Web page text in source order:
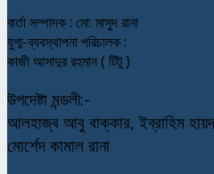
বার্তা সম্পাদক : মো: মাসুদ রানা
যুগ্ম-ব্যবস্থাপনা পরিচালক :
কাজী আসাদুর রহমান ( টিটু )
উপদেষ্টা মন্ডলী:-
আলহাজ্ব আবু বাক্কার, ইব্রাহিম
মোর্শেদ কামাল রানা